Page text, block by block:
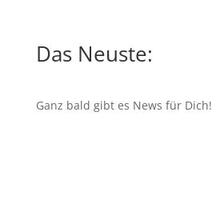
Das Neuste:
Ganz bald gibt es News für Dich!